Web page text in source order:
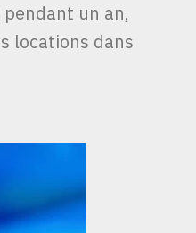
un an,
locations dans